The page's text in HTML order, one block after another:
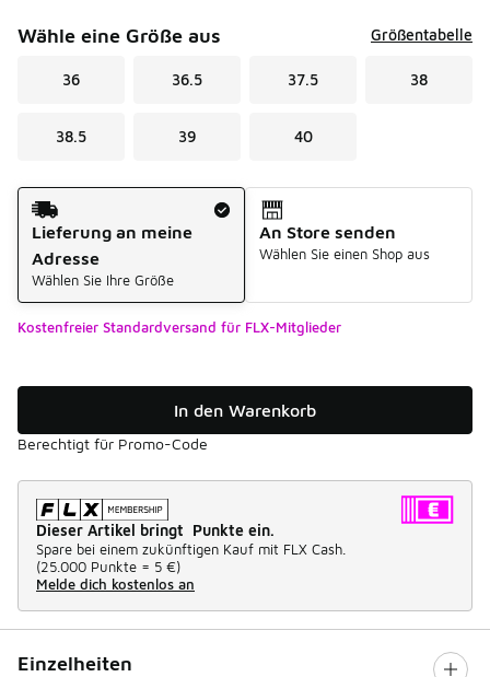
Wähle eine Größe aus Größentabelle
36 36.5 37.5 38
38.5 39 40
Versandart
Lieferung an meine
Adresse
Wählen Sie Ihre Größe
An Store senden
Wählen Sie einen Shop aus
Kostenfreier Standardversand für FLX-Mitglieder
In den Warenkorb
Berechtigt für Promo-Code
Dieser Artikel bringt Punkte ein.
Spare bei einem zukünftigen Kauf mit FLX Cash.
(25.000 Punkte = 5 €)
Melde dich kostenlos an
Einzelheiten